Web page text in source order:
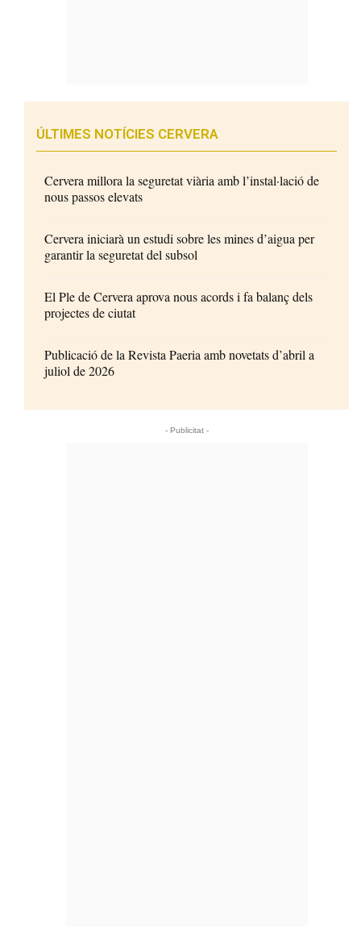
ÚLTIMES NOTÍCIES CERVERA
Cervera millora la seguretat viària amb l’instal·lació de
nous passos elevats
Cervera iniciarà un estudi sobre les mines d’aigua per
garantir la seguretat del subsol
El Ple de Cervera aprova nous acords i fa balanç dels
projectes de ciutat
Publicació de la Revista Paeria amb novetats d’abril a
juliol de 2026
- Publicitat -